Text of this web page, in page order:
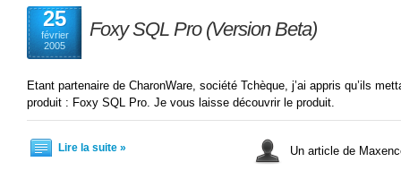
25
février
2005
Foxy SQL Pro (Version Beta)
Etant partenaire de CharonWare, société Tchèque, j’ai appris qu’ils
produit : Foxy SQL Pro. Je vous laisse découvrir le produit.
Lire la suite » Un article de